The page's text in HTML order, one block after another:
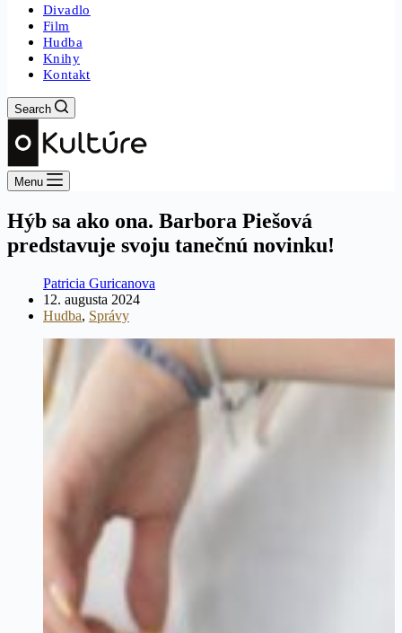
Divadlo
Film
Hudba
Knihy
Kontakt
Search
Menu
Hýb sa ako ona. Barbora Piešová
predstavuje svoju tanečnú novinku!
Patricia Guricanova
12. augusta 2024
Hudba, Správy